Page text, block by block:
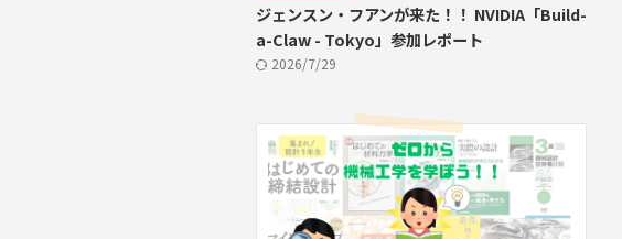
ジェンスン・フアンが来た！！ NVIDIA「Build-
a-Claw - Tokyo」参加レポート
2026/7/29